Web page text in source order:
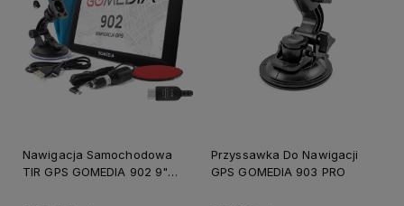
Nawigacja Samochodowa
TIR GPS GOMEDIA 902 9"
Przyssawka Do Nawigacji
GPS GOMEDIA 903 PRO